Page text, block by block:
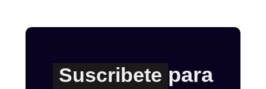
Suscribete para